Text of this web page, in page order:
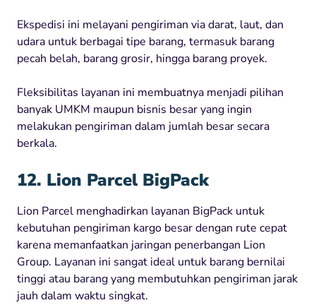
Ekspedisi ini melayani pengiriman via darat, laut, dan
udara untuk berbagai tipe barang, termasuk barang
pecah belah, barang grosir, hingga barang proyek.
Fleksibilitas layanan ini membuatnya menjadi pilihan
banyak UMKM maupun bisnis besar yang ingin
melakukan pengiriman dalam jumlah besar secara
berkala.
12. Lion Parcel BigPack
Lion Parcel menghadirkan layanan BigPack untuk
kebutuhan pengiriman kargo besar dengan rute cepat
karena memanfaatkan jaringan penerbangan Lion
Group. Layanan ini sangat ideal untuk barang bernilai
tinggi atau barang yang membutuhkan pengiriman jarak
jauh dalam waktu singkat.